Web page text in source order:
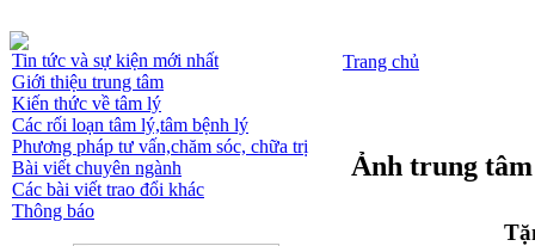
Tin tức và sự kiện mới nhất
Giới thiệu trung tâm
Kiến thức về tâm lý
Các rối loạn tâm lý,tâm bệnh lý
Phương pháp tư vấn,chăm sóc, chữa trị
Bài viết chuyên ngành
Các bài viết trao đổi khác
Thông báo
Trang chủ
Ảnh trung tâm